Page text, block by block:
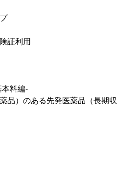
証利用
料編-
品）のある先発医薬品（長期収